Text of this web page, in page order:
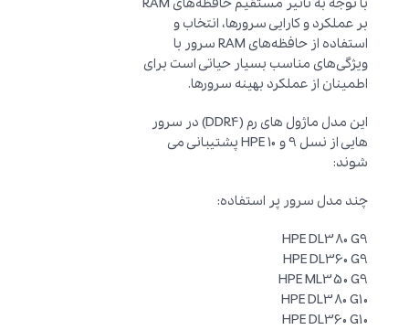
بر عملکرد و کارایی سرورها، انتخاب و
استفاده از حافظه‌های RAM سرور با
ویژگی‌های مناسب بسیار حیاتی است برای
اطمینان از عملکرد بهینه سرورها.
این مدل ماژول های رم (DDR4) در سرور
هایی از نسل 9 و 10 HPE پشتیبانی می
شوند:
چند مدل سرور پر استفاده:
HPE DL380 G9
HPE DL360 G9
HPE ML350 G9
HPE DL380 G10
HPE DL360 G10